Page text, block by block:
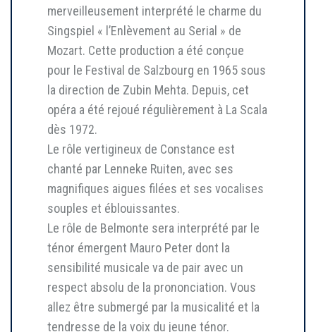
merveilleusement interprété le charme du
Singspiel « l’Enlèvement au Serial » de
Mozart. Cette production a été conçue
pour le Festival de Salzbourg en 1965 sous
la direction de Zubin Mehta. Depuis, cet
opéra a été rejoué régulièrement à La Scala
dès 1972.
Le rôle vertigineux de Constance est
chanté par Lenneke Ruiten, avec ses
magnifiques aigues filées et ses vocalises
souples et éblouissantes.
Le rôle de Belmonte sera interprété par le
ténor émergent Mauro Peter dont la
sensibilité musicale va de pair avec un
respect absolu de la prononciation. Vous
allez être submergé par la musicalité et la
tendresse de la voix du jeune ténor.